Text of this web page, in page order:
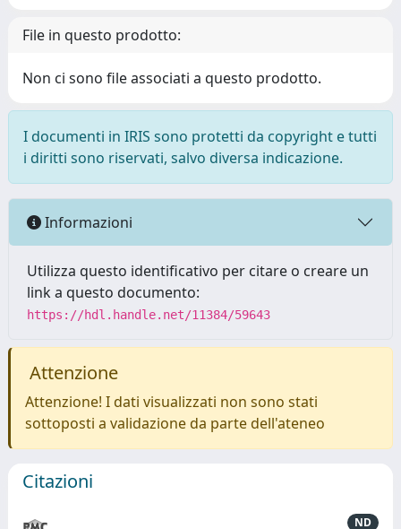
File in questo prodotto:
Non ci sono file associati a questo prodotto.
I documenti in IRIS sono protetti da copyright e tutti
i diritti sono riservati, salvo diversa indicazione.
Informazioni
Utilizza questo identificativo per citare o creare un
link a questo documento:
https://hdl.handle.net/11384/59643
Attenzione
Attenzione! I dati visualizzati non sono stati
sottoposti a validazione da parte dell'ateneo
Citazioni
ND